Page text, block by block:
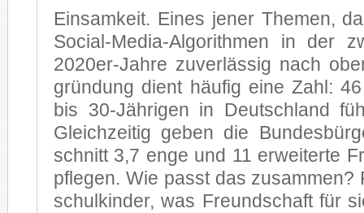
Ein­sam­keit. Ei­nes je­ner The­men,
Social-Media-Algorithmen in der
2020er-Jahre zu­ver­läs­sig nach
grün­dung dient häu­fig eine Zahl:
bis 30-Jährigen in Deutsch­land
Gleich­zei­tig ge­ben die
schnitt 3,7 enge und 11 er­wei­ter­te
pfle­gen. Wie passt das
schul­kin­der, was Freund­schaft für